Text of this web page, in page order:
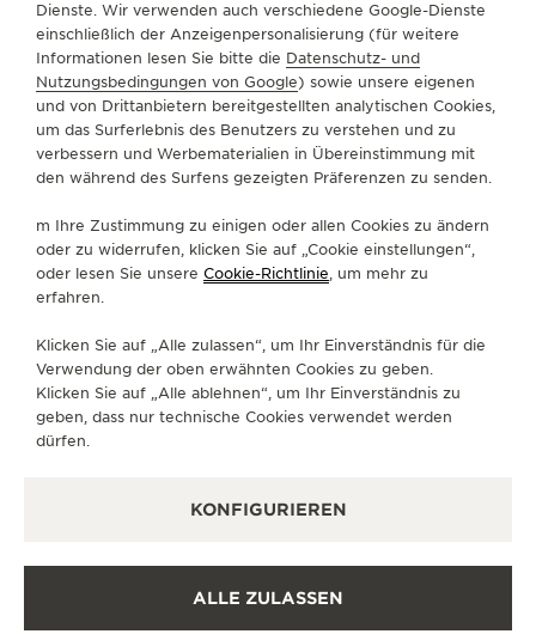
ARMBÄNDERQC359862
GEHEN SIE ZUR INSTAGRAM-SEITE VON
GEHEN SIE ZUR LINKEDIN-SEITE VON
BESUCHEN SIE DIE FACEBOOK-
GEHEN SIE ZUR YOUTUBE-
RUFEN SIE DIE
GEHEN SIE ZUR
DEN NEWSLETTER ABONNIEREN
ÜBER UNS
SERVICELEISTUNGEN
KONTAKTIEREN SIE UNS
NUTZUNGSBEDINGUNGEN
Dienste. Wir verwenden auch verschiedene Google-Dienste
einschließlich der Anzeigenpersonalisierung (für weitere
Informationen lesen Sie bitte die Datenschutz- und
Nutzungsbedingungen von Google) sowie unsere eigenen
und von Drittanbietern bereitgestellten analytischen Cookies,
um das Surferlebnis des Benutzers zu verstehen und zu
verbessern und Werbematerialien in Übereinstimmung mit
den während des Surfens gezeigten Präferenzen zu senden.
m Ihre Zustimmung zu einigen oder allen Cookies zu ändern
oder zu widerrufen, klicken Sie auf „Cookie einstellungen“,
oder lesen Sie unsere Cookie-Richtlinie, um mehr zu
erfahren.
Klicken Sie auf „Alle zulassen“, um Ihr Einverständnis für die
Verwendung der oben erwähnten Cookies zu geben.
Klicken Sie auf „Alle ablehnen“, um Ihr Einverständnis zu
geben, dass nur technische Cookies verwendet werden
dürfen.
KONFIGURIEREN
ALLE ZULASSEN